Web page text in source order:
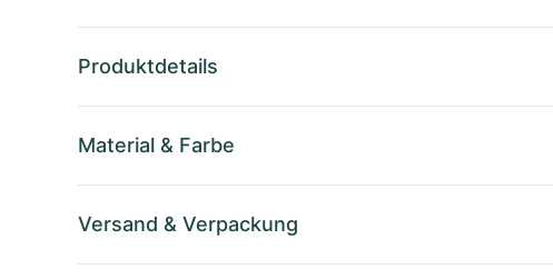
Produktdetails
Material & Farbe
Versand & Verpackung